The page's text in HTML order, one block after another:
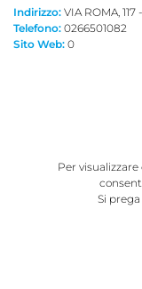
Indirizzo: VIA ROMA,
Telefono: 0266501082
Sito Web: 0
Per
Si